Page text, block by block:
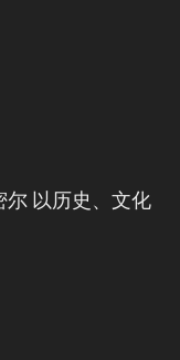
尔 以历史、文化